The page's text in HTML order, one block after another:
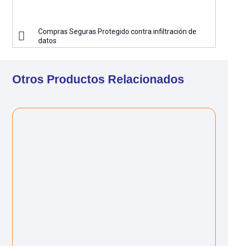
Compras Seguras Protegido contra infiltración de
datos
Otros Productos Relacionados